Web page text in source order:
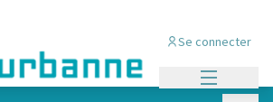
Se connecter